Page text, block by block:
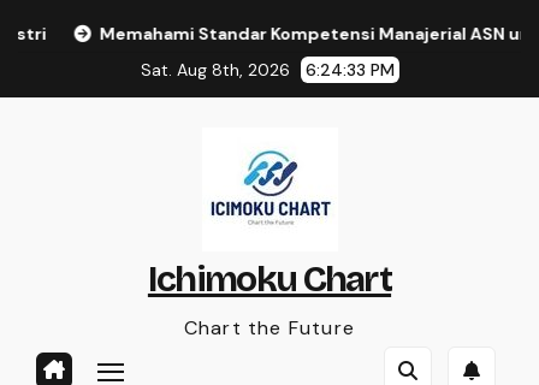
Memahami Standar Kompetensi Manajerial ASN
Sat. Aug 8th, 2026
6:24:33 PM
Ichimoku Chart
Chart the Future